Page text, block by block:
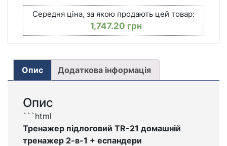
ДЛЯ
ИНТЕНСИВНЫХ
ТРЕНИРОВОК
МЫШЦ
Середня ціна, за якою продають цей товар:
1,747.20 грн
Опис Додаткова інформація
Опис
```html
Тренажер підлоговий TR-21 домашній
тренажер 2-в-1 + еспандери